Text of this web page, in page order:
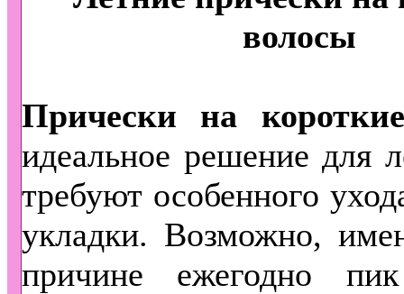
Прически на
идеальное решение для
требуют особенного
укладки. Возможно,
причине ежегодно